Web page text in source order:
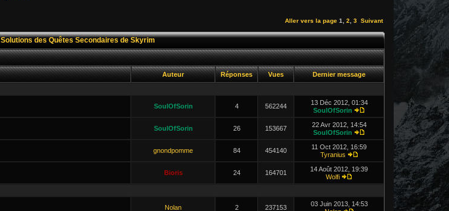
Aller vers la page 1 2 3 Suivant
Solutions des Quêtes Secondaires de Skyrim
Auteur Réponses Vues Dernier message
SoulOfSorin 4 562244
13 Déc 2012, 01:34
SoulOfSorin
SoulOfSorin 26 153667
22 Avr 2012, 14:54
SoulOfSorin
gnondpomme 84 454140
11 Oct 2012, 16:59
Tyranius
Bioris 24 164701
14 Août 2012, 19:39
Wolfi
Nolan 2 237153
03 Juin 2013, 14:53